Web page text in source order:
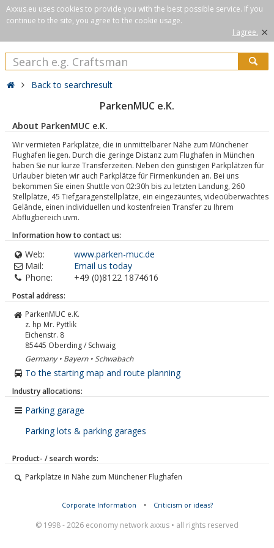
Axxus.eu uses cookies to provide you with the best possible service. If you
continue to the site, you agree to the cookie usage.
I agree. ×
Back to searchresult
ParkenMUC e.K.
About ParkenMUC e.K.
Wir vermieten Parkplätze, die in unmittelbarer Nähe zum Münchener
Flughafen liegen. Durch die geringe Distanz zum Flughafen in München
haben Sie nur kurze Transferzeiten. Neben den günstigen Parkplätzen für
Urlauber bieten wir auch Parkplätze für Firmenkunden an. Bei uns
bekommen Sie einen Shuttle von 02:30h bis zu letzten Landung, 260
Stellplätze, 45 Tiefgaragenstellplätze, ein eingezäuntes, videoüberwachtes
Gelände, einen individuellen und kostenfreien Transfer zu Ihrem
Abflugbereich uvm.
Information how to contact us:
Web:
www.parken-muc.de
Mail:
Email us today
Phone:
+49 (0)8122 1874616
Postal address:
ParkenMUC e.K.
z. hp Mr. Pyttlik
Eichenstr. 8
85445 Oberding / Schwaig
Germany • Bayern • Schwabach
To the starting map and route planning
Industry allocations:
Parking garage
Parking lots & parking garages
Product- / search words:
Parkplätze in Nähe zum Münchener Flughafen
Corporate Information • Criticism or ideas?
© 1998 - 2026 economy network axxus • all rights reserved